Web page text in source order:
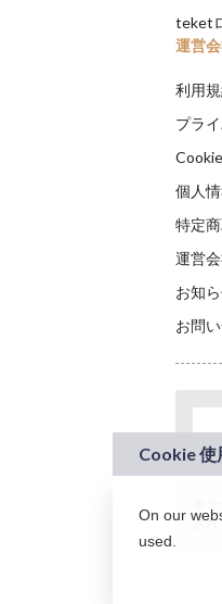
teket
運営
利用
プラ
個人
特定
運営
お知
お問
され
On our
used.